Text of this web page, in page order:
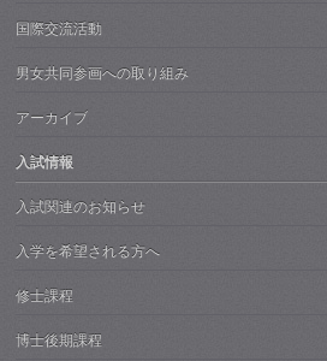
国際交流活動
男女共同参画への取り組み
アーカイブ
入試情報
入試関連のお知らせ
入学を希望される方へ
修士課程
博士後期課程